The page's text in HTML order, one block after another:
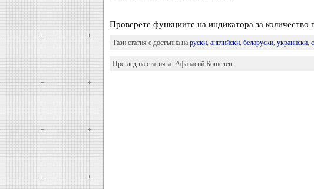
Проверете функциите на индикатора за количество
Тази статия е достъпна на руски, английски, беларуски, украински,
Преглед на статията: Афанасий Кошелев